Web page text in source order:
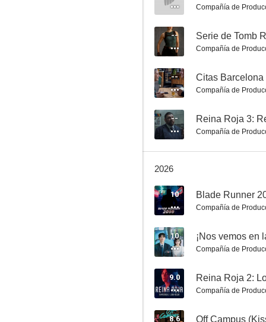
El juego de la muerte
8.5
Mozart in the Jungle
Compañía de
-- Serie de Tomb
Compañía de
-- Citas Barcelona
Compañía de
-- Reina Roja 3:
Compañía de
2026
10 Blade Runner
Compañía de
10 ¡Nos vemos en
Compañía de
9.0 Reina Roja 2:
Compañía de
8.6 Off Campus